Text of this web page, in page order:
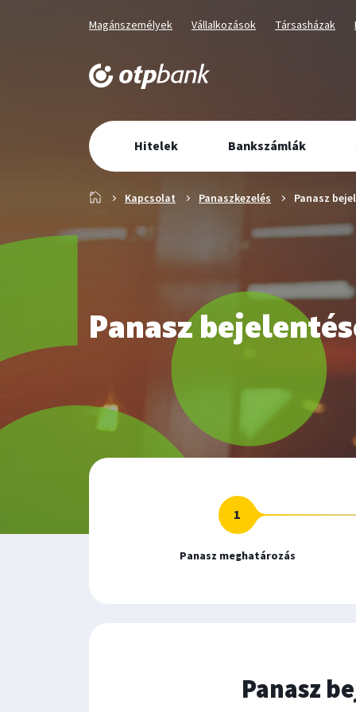
Üzletág
választó
navigáció
Kiválaszott
Magánszemélyek
Kiválaszott
Vállalkozások
Kiválaszott
Társasházak
Elsődleges
navigáció
Hitelek Bankszámlák
Főoldal Kapcsolat Panaszkezelés Panasz
Panasz
1
1.
Panasz meghatározás
Panasz